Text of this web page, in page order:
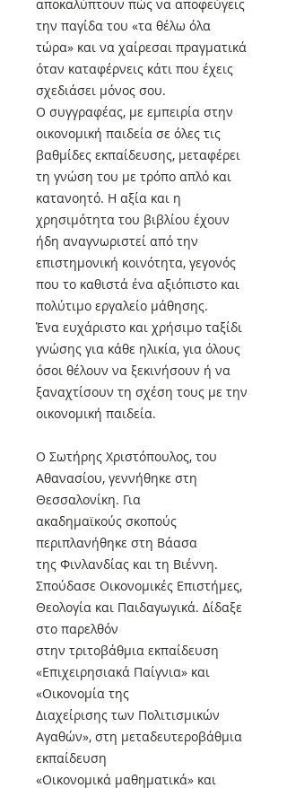
αποκαλύπτουν πώς να αποφεύγεις
την παγίδα του «τα θέλω όλα
τώρα» και να χαίρεσαι πραγματικά
όταν καταφέρνεις κάτι που έχεις
σχεδιάσει μόνος σου.
Ο συγγραφέας, με εμπειρία στην
οικονομική παιδεία σε όλες τις
βαθμίδες εκπαίδευσης, μεταφέρει
τη γνώση του με τρόπο απλό και
κατανοητό. Η αξία και η
χρησιμότητα του βιβλίου έχουν
ήδη αναγνωριστεί από την
επιστημονική κοινότητα, γεγονός
που το καθιστά ένα αξιόπιστο και
πολύτιμο εργαλείο μάθησης.
Ένα ευχάριστο και χρήσιμο ταξίδι
γνώσης για κάθε ηλικία, για όλους
όσοι θέλουν να ξεκινήσουν ή να
ξαναχτίσουν τη σχέση τους με την
οικονομική παιδεία.
Ο Σωτήρης Χριστόπουλος, του
Αθανασίου, γεννήθηκε στη
Θεσσαλονίκη. Για
ακαδημαϊκούς σκοπούς
περιπλανήθηκε στη Βάασα
της Φινλανδίας και τη Βιέννη.
Σπούδασε Οικονομικές Επιστήμες,
Θεολογία και Παιδαγωγικά. Δίδαξε
στο παρελθόν
στην τριτοβάθμια εκπαίδευση
«Επιχειρησιακά Παίγνια» και
«Οικονομία της
Διαχείρισης των Πολιτισμικών
Αγαθών», στη μεταδευτεροβάθμια
εκπαίδευση
«Οικονομικά μαθηματικά» και